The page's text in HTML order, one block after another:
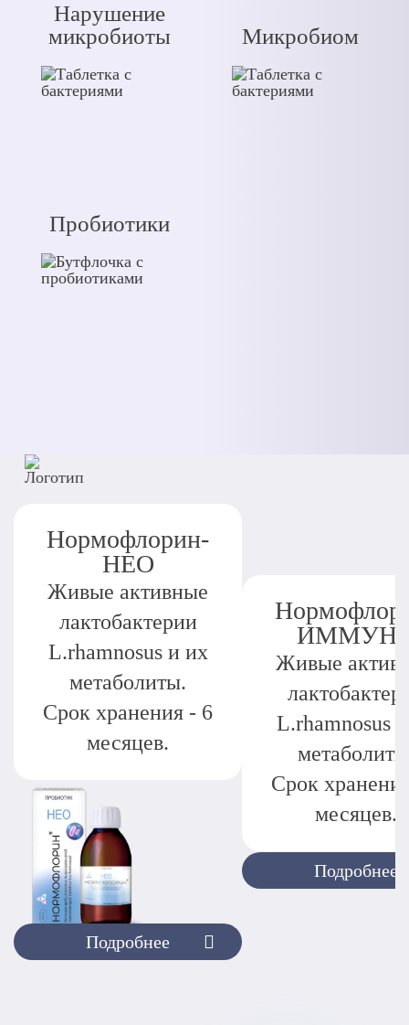
Нарушение
микробиоты
Микробиом
Пробиотики
Подробнее
Нормофлорин-
НЕО
Живые активные
лактобактерии
L.rhamnosus и их
метаболиты.
Срок хранения - 6
месяцев.
Подробнее
Живые
L.rhamnosus
Срок
месяцев.